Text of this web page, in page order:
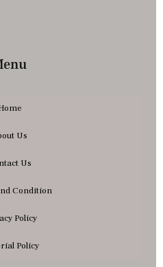
Us
Us
Condition
Policy
Policy